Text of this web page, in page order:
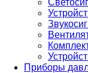
Приборы